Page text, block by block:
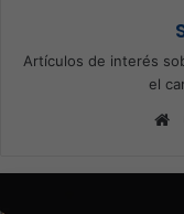
Artículos de interés
el